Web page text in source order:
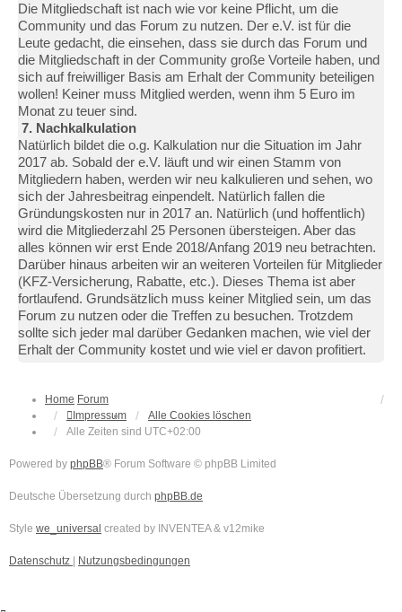
Die Mitgliedschaft ist nach wie vor keine Pflicht, um die
Community und das Forum zu nutzen. Der e.V. ist für die
Leute gedacht, die einsehen, dass sie durch das Forum und
die Mitgliedschaft in der Community große Vorteile haben, und
sich auf freiwilliger Basis am Erhalt der Community beteiligen
wollen! Keiner muss Mitglied werden, wenn ihm 5 Euro im
Monat zu teuer sind.
7. Nachkalkulation
Natürlich bildet die o.g. Kalkulation nur die Situation im Jahr
2017 ab. Sobald der e.V. läuft und wir einen Stamm von
Mitgliedern haben, werden wir neu kalkulieren und sehen, wo
sich der Jahresbeitrag einpendelt. Natürlich fallen die
Gründungskosten nur in 2017 an. Natürlich (und hoffentlich)
wird die Mitgliederzahl 25 Personen übersteigen. Aber das
alles können wir erst Ende 2018/Anfang 2019 neu betrachten.
Darüber hinaus arbeiten wir an weiteren Vorteilen für Mitglieder
(KFZ-Versicherung, Rabatte, etc.). Dieses Thema ist aber
fortlaufend. Grundsätzlich muss keiner Mitglied sein, um das
Forum zu nutzen oder die Treffen zu besuchen. Trotzdem
sollte sich jeder mal darüber Gedanken machen, wie viel der
Erhalt der Community kostet und wie viel er davon profitiert.
Home Forum
Impressum
Alle Cookies löschen
Alle Zeiten sind UTC+02:00
Powered by phpBB® Forum Software © phpBB Limited
Deutsche Übersetzung durch phpBB.de
Style we_universal created by INVENTEA & v12mike
Datenschutz Nutzungsbedingungen